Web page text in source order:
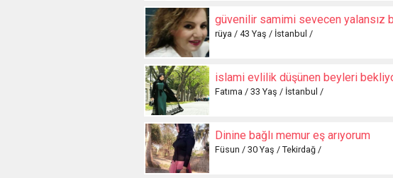
rüya / 43 Yaş / İstanbul /
islami evlilik düşünen beyleri
Fatıma / 33 Yaş / İstanbul /
Dinine bağlı memur eş arıyorum
Füsun / 30 Yaş / Tekirdağ /